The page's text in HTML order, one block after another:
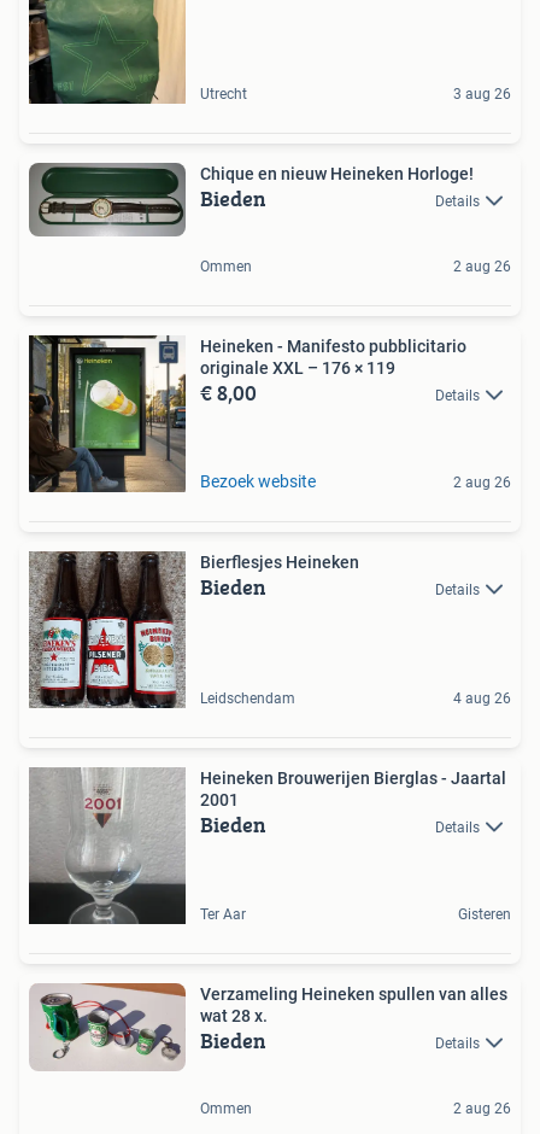
Utrecht 3 aug 26
Chique en nieuw Heineken Horloge!
Bieden Details
Ommen 2 aug 26
Heineken - Manifesto pubblicitario
originale XXL – 176 × 119
€ 8,00 Details
Bezoek website 2 aug 26
Bierflesjes Heineken
Bieden Details
Leidschendam 4 aug 26
Heineken Brouwerijen Bierglas - Jaartal
2001
Bieden Details
Ter Aar Gisteren
Verzameling Heineken spullen van alles
wat 28 x.
Bieden Details
Ommen 2 aug 26